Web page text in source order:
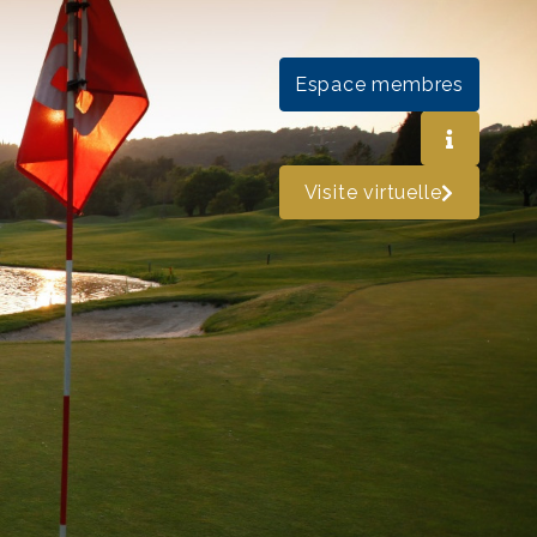
Espace membres
Visite virtuelle